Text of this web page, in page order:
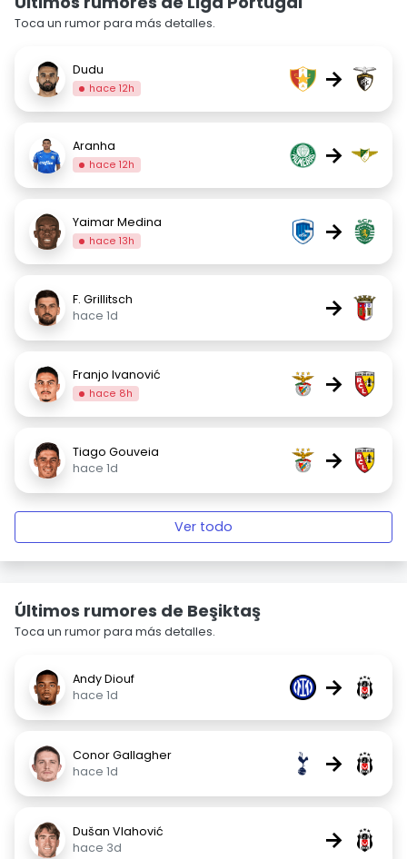
Toca un rumor para más detalles.
Dudu
hace 12h →
Aranha
hace 12h →
Yaimar Medina
hace 13h →
F. Grillitsch
hace 1d
→
Franjo Ivanović
hace 8h →
Tiago Gouveia
hace 1d
→
Ver todo
Últimos rumores de Beşiktaş
Toca un rumor para más detalles.
Andy Diouf
hace 1d
→
Conor Gallagher
hace 1d
→
Dušan Vlahović
hace 3d
→